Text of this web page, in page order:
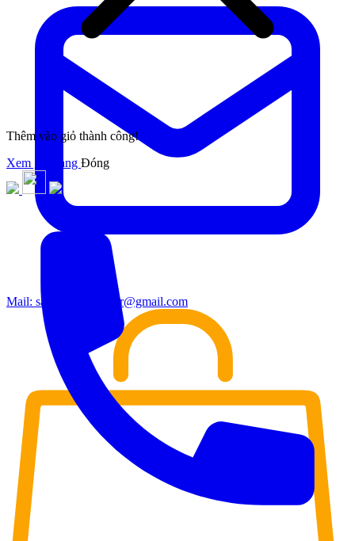
Mail: sales.moderndoor@gmail.com
Thêm vào giỏ thành công!
Xem giỏ hàng Đóng